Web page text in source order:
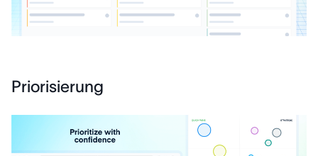
Priorisierung